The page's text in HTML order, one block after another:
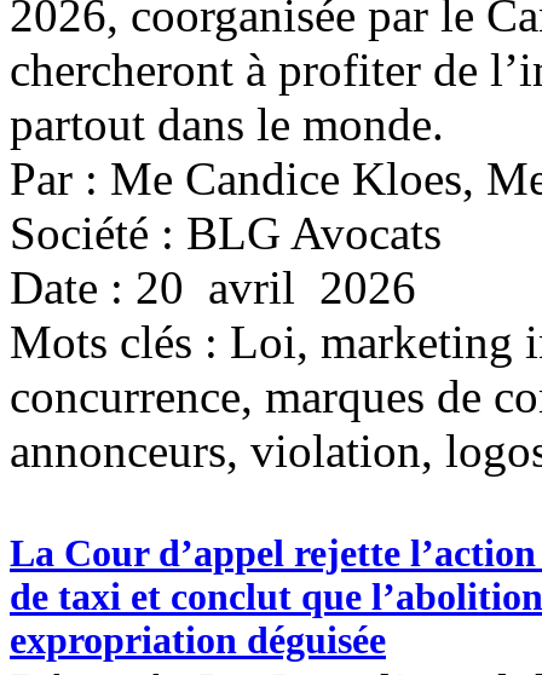
2026, coorganisée par le
chercheront à profiter de
partout dans le monde.
Par : Me Candice Kloes,
Société : BLG Avocats
Date : 20 avril 2026
Mots clés : Loi, marketing
concurrence, marques de
annonceurs, violation,
La Cour d’appel rejette
de taxi et conclut que
expropriation déguisée